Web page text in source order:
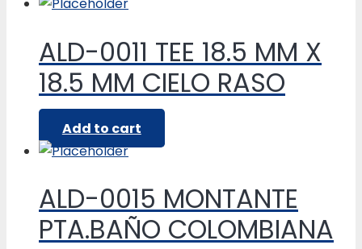
ALD-0011 TEE 18.5 MM X
18.5 MM CIELO RASO
Add to cart
ALD-0015 MONTANTE
PTA.BAÑO COLOMBIANA